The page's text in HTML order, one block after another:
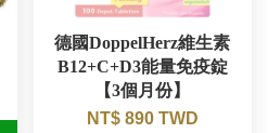
德國DoppelHerz維生素
B12+C+D3能量免疫錠
【3個月份】
NT$ 890 TWD